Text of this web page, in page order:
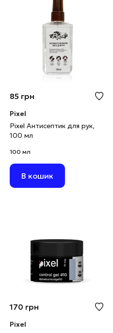
85 грн
Pixel
Pixel Антисептик для рук,
100 мл
100 мл
В кошик
170 грн
Pixel